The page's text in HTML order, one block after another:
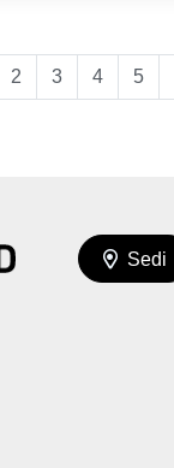
2 3 4 5
Sedi